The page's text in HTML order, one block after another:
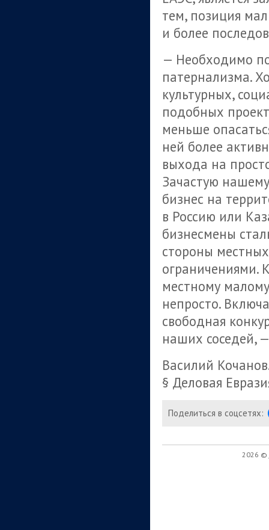
тем, позиция
и более
— Необходимо
патернализма.
культурных,
подобных
меньше
ней более
выхода на
Зачастую
бизнес на
в Россию или
бизнесмены
стороны
ограничениями.
местному
непросто.
свободная
наших соседей,
Василий
§ Деловая
Поделиться в соцсетях:
2026 ©